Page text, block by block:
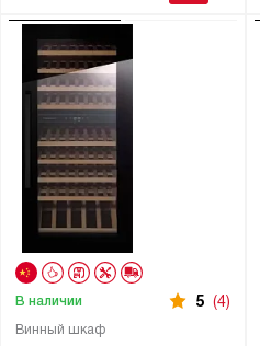
Винный шкаф
В наличии 5 (4)